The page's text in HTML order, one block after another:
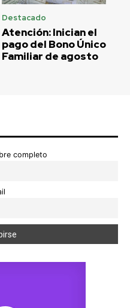
Destacado
Atención: Inician el
pago del Bono Único
Familiar de agosto
completo